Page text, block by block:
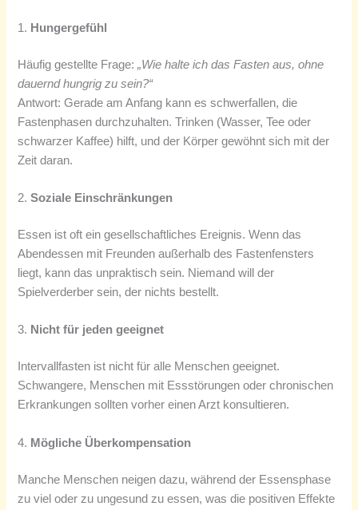
1. Hungergefühl
Häufig gestellte Frage:„Wie halte ich das Fasten aus, ohne
dauernd hungrig zu sein?“
Antwort: Gerade am Anfang kann es schwerfallen, die
Fastenphasen durchzuhalten. Trinken (Wasser, Tee oder
schwarzer Kaffee) hilft, und der Körper gewöhnt sich mit der
Zeit daran.
2.Soziale Einschränkungen
Essen ist oft ein gesellschaftliches Ereignis. Wenn das
Abendessen mit Freunden außerhalb des Fastenfensters
liegt, kann das unpraktisch sein. Niemand will der
Spielverderber sein, der nichts bestellt.
3. Nicht für jeden geeignet
Intervallfasten ist nicht für alle Menschen geeignet.
Schwangere, Menschen mit Essstörungen oder chronischen
Erkrankungen sollten vorher einen Arzt konsultieren.
4. Mögliche Überkompensation
Manche Menschen neigen dazu, während der Essensphase
zu viel oder zu ungesund zu essen, was die positiven Effekte